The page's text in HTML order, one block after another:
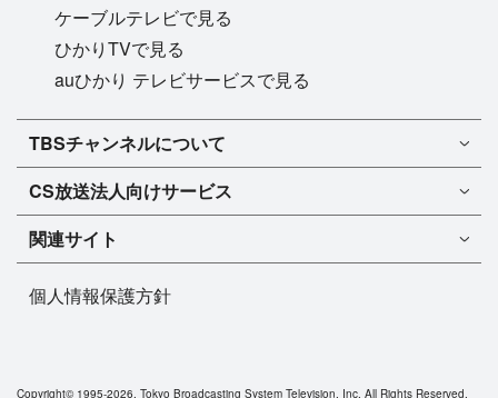
ケーブルテレビで見る
ひかりTVで見る
auひかり テレビサービスで見る
TBSチャンネル1
TBSチャンネル2
マンスリーガイド［PDF］
TBSチャンネルについて
TBSチャンネルについて
FAQ・よくあるご質問
インフォメーション
プレゼント
CS放送法人向けサービス
法人向けサービスについて
TBSチャンネル1
TBSチャンネル2
今月放送
ドラマ
バラエティ
音楽
アニメ・特撮
関連サイト
BS-TBS
個人情報保護方針
Copyright©1995-2026, Tokyo Broadcasting System Television, Inc. All Rights Reserved.